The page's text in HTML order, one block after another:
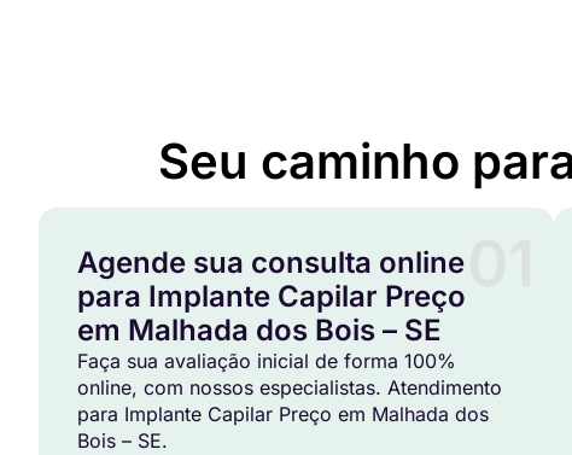
Seu caminho
Agende sua consulta online
para Implante Capilar Preço
em Malhada dos Bois – SE
Faça sua avaliação inicial de forma 100%
online, com nossos especialistas. Atendimento
para Implante Capilar Preço em Malhada dos
Bois – SE.